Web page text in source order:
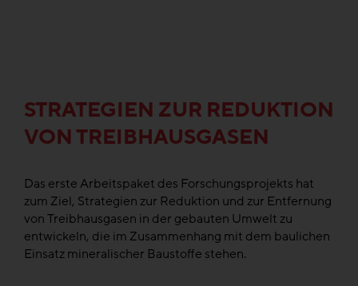
STRATEGIEN ZUR REDUKTION
VON TREIBHAUSGASEN
Das erste Arbeitspaket des Forschungsprojekts hat
zum Ziel, Strategien zur Reduktion und zur Entfernung
von Treibhausgasen in der gebauten Umwelt zu
entwickeln, die im Zusammenhang mit dem baulichen
Einsatz mineralischer Baustoffe stehen.